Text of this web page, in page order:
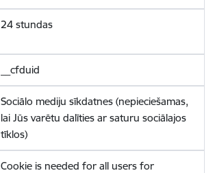
24 stundas
__cfduid
Sociālo mediju sīkdatnes (nepieciešamas,
lai Jūs varētu dalīties ar saturu sociālajos
tīklos)
Cookie is needed for all users for